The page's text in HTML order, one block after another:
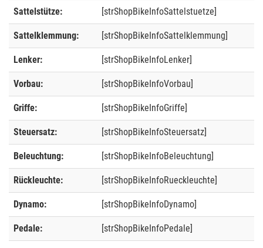
Sattelstütze: [strShopBikeInfoSattelstuetze]
Sattelklemmung: [strShopBikeInfoSattelklemmung]
Lenker: [strShopBikeInfoLenker]
Vorbau: [strShopBikeInfoVorbau]
Griffe: [strShopBikeInfoGriffe]
Steuersatz: [strShopBikeInfoSteuersatz]
Beleuchtung: [strShopBikeInfoBeleuchtung]
Rückleuchte: [strShopBikeInfoRueckleuchte]
Dynamo: [strShopBikeInfoDynamo]
Pedale: [strShopBikeInfoPedale]